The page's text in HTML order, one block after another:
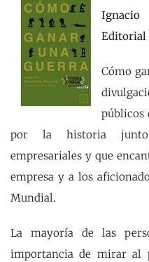
Editorial
Cómo
públicos
por la historia junto
empresariales y que
empresa y a los
Mundial.
La mayoría de las
importancia de mirar al